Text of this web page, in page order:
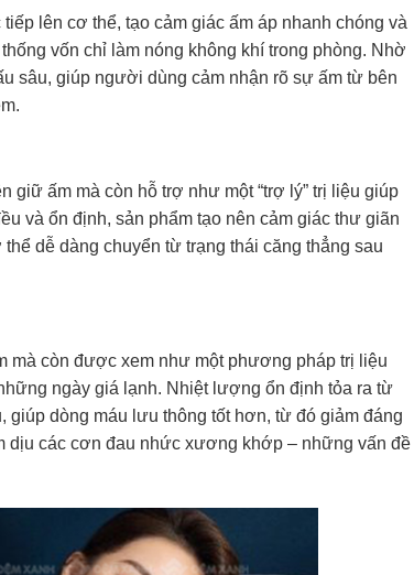
lên cơ thể, tạo cảm giác ấm áp nhanh chóng và
vốn chỉ làm nóng không khí trong phòng. Nhờ
sâu, giúp người dùng cảm nhận rõ sự ấm từ bên
giữ ấm mà còn hỗ trợ như một “trợ lý” trị liệu giúp
và ổn định, sản phẩm tạo nên cảm giác thư giãn
dễ dàng chuyển từ trạng thái căng thẳng sau
còn được xem như một phương pháp trị liệu
ngày giá lạnh. Nhiệt lượng ổn định tỏa ra từ
dòng máu lưu thông tốt hơn, từ đó giảm đáng
dịu các cơn đau nhức xương khớp – những vấn đề